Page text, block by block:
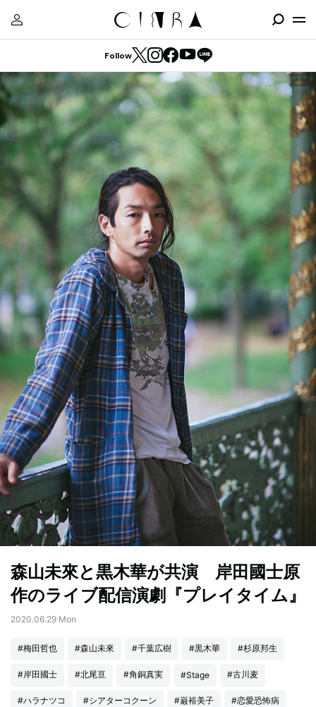
Follow
森山未來と黒木華が共演 岸田國士原
作のライブ配信演劇『プレイタイム』
2020.06.29 Mon
#梅田哲也 #森山未來 #千葉広樹 #黒木華 #杉原邦生
#岸田國士 #北尾亘 #角銅真実 #Stage #古川麦
#ハラナツコ #シアターコクーン #巌裕美子 #恋愛恐怖病